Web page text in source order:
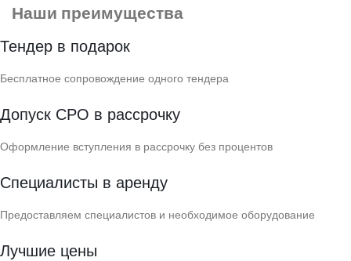
Наши преимущества
Тендер в подарок
Бесплатное сопровождение одного тендера
Допуск СРО в рассрочку
Оформление вступления в рассрочку без процентов
Специалисты в аренду
Предоставляем специалистов и необходимое оборудование
Лучшие цены